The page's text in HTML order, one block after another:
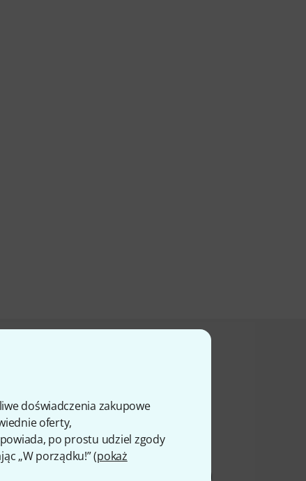
doświadczenia zakupowe
oferty,
po prostu udziel zgody
„W porządku!” (pokaż
produkt